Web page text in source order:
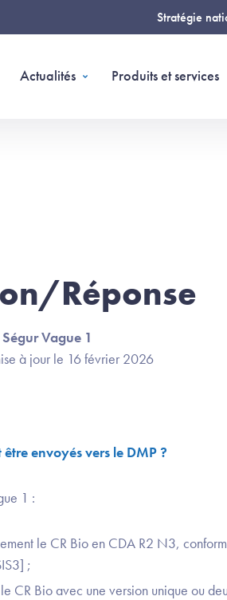
Stratégie
Actualités Produits et services
Réponse
Ségur Vague 1
à jour le 16 février 2026
envoyés vers le DMP ?
1 :
le CR Bio en CDA R2 N3,
;
CR Bio avec une version unique ou